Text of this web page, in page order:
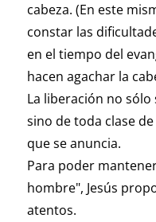
cabeza. (En este
constar las
en el tiempo del
hacen agachar la
La liberación no sólo
sino de toda clase
que se anuncia.
Para poder
hombre", Jesús
atentos.